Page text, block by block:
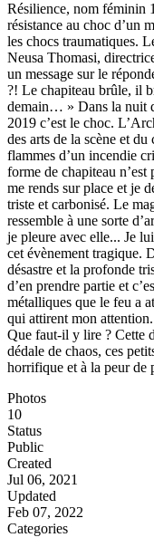
Résilience, nom féminin
résistance au choc d’un
les chocs traumatiques.
Neusa Thomasi,
un message sur le
?! Le chapiteau brûle, il
demain… » Dans la nuit
2019 c’est le choc.
des arts de la scène et
flammes d’un incendie
forme de chapiteau
me rends sur place et je
triste et carbonisé. Le
ressemble à une sorte
je pleure avec elle... Je
cet évènement tragique.
désastre et la profonde
d’en prendre partie et
métalliques que le feu a
qui attirent mon
Que faut-il y lire ? Cette
dédale de chaos, ces
horrifique et à la peur de
Photos
10
Status
Public
Created
Jul 06, 2021
Updated
Feb 07, 2022
Categories